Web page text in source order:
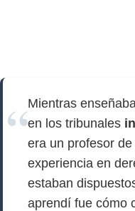
Mientras
en los tribunales
era un profesor
experiencia en
estaban
aprendí fue cómo